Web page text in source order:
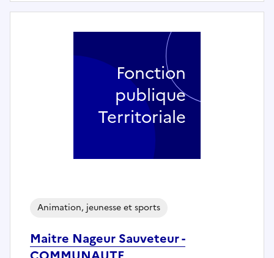
Maitre Nageur Sauveteur -
Animation, jeunesse et sports
Fonction
publique
Territoriale